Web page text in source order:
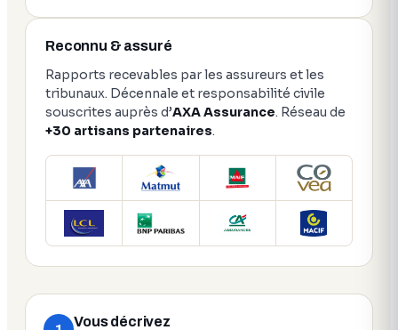
Reconnu & assuré
Rapports recevables par les assureurs et les
tribunaux. Décennale et responsabilité civile
souscrites auprès d’AXA Assurance. Réseau de
+30 artisans partenaires.
Vous décrivez